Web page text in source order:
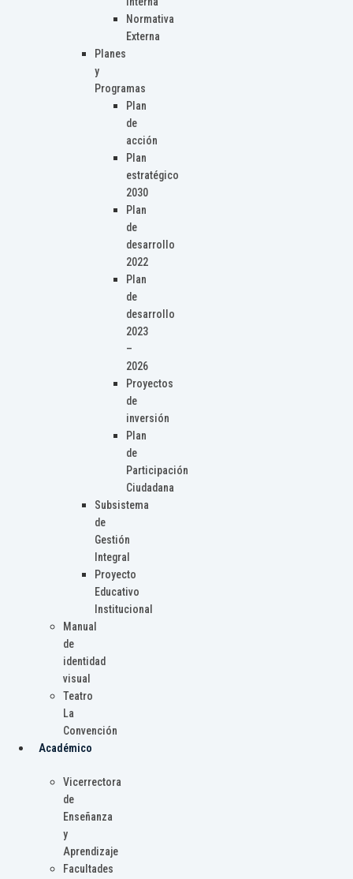
Normativa
Externa
Planes
y
Programas
Plan
de
acción
Plan
estratégico
2030
Plan
de
desarrollo
2022
Plan
de
desarrollo
2023
–
2026
Proyectos
de
inversión
Plan
de
Participación
Ciudadana
Subsistema
de
Gestión
Integral
Proyecto
Educativo
Institucional
Manual
de
identidad
visual
Teatro
La
Convención
Académico
Vicerrectora
de
Enseñanza
y
Aprendizaje
Facultades